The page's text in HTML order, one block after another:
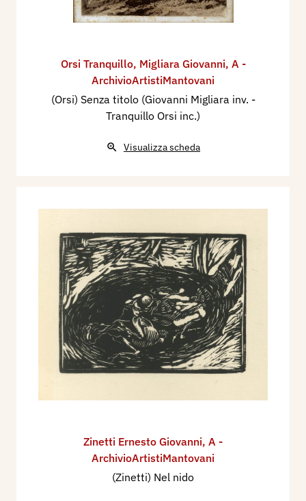
Orsi Tranquillo, Migliara Giovanni, A -
ArchivioArtistiMantovani
(Orsi) Senza titolo (Giovanni Migliara inv. -
Tranquillo Orsi inc.)
Visualizza scheda
Zinetti Ernesto Giovanni, A -
ArchivioArtistiMantovani
(Zinetti) Nel nido